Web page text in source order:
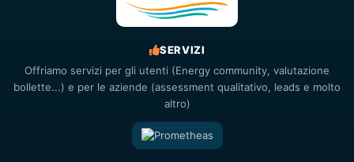
SERVIZI
Offriamo servizi per gli utenti (Energy community, valutazione
bollette...) e per le aziende (assessment qualitativo, leads e molto
altro)